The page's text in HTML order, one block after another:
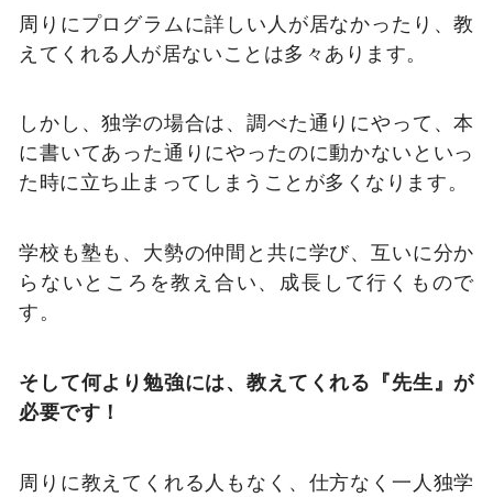
周りにプログラムに詳しい人が居なかったり、教
えてくれる人が居ないことは多々あります。
しかし、独学の場合は、調べた通りにやって、本
に書いてあった通りにやったのに動かないといっ
た時に立ち止まってしまうことが多くなります。
学校も塾も、大勢の仲間と共に学び、互いに分か
らないところを教え合い、成長して行くもので
す。
そして何より勉強には、教えてくれる『先生』が
必要です！
周りに教えてくれる人もなく、仕方なく一人独学